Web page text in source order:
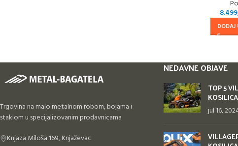
DODAJ
Trgovina na malo metalnom robom, bojama i
staklom u specijalizovanim prodavnicama
Knjaza Miloša 169, Knjaževac
NEDAVNE OBJAVE
TOP 5
KOSILICA
jul 16,